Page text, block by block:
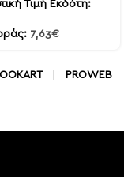
Τιμή Εκδότη:
7,63€
| PROWEB